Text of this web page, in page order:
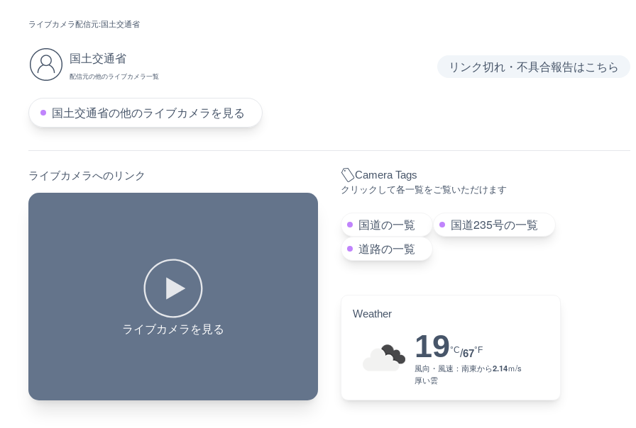
ライブカメラ配信元:国土交通省
国土交通省
配信元の他のライブカメラ一覧
リンク切れ・不具合報告はこちら
国土交通省の他のライブカメラを見る
ライブカメラへのリンク
ライブカメラを見る
Camera Tags
クリックして各一覧をご覧いただけます
国道の一覧
国道235号の一覧
道路の一覧
Weather
19°C/67°F
風向・風速： 南東から2.14ｍ/s
厚い雲